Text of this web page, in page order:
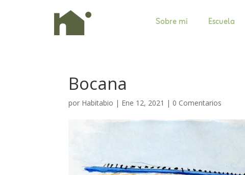
Sobre mí Escuela
Bocana
por Habitabio | Ene 12, 2021 | 0 Comentarios